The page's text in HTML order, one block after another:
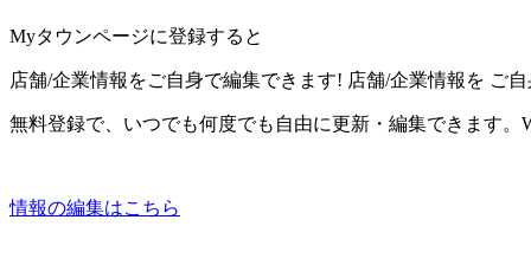
Myタウンページに登録すると
店舗/企業情報をご自身で編集できます! 店舗/企業情報を ご
無料登録で、いつでも何度でも自由に更新・編集できます。
情報の編集はこちら